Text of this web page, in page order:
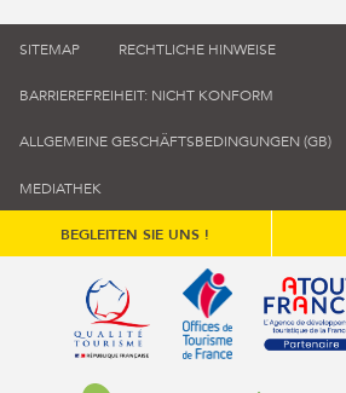
SITEMAP RECHTLICHE HINWEISE
BARRIEREFREIHEIT: NICHT KONFORM
ALLGEMEINE GESCHÄFTSBEDINGUNGEN (GB)
MEDIATHEK
BEGLEITEN SIE UNS !
Qualité tourisme (s'ouvre
Office deAtout